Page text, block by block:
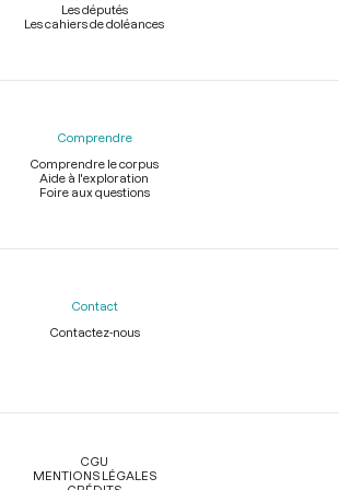
Les députés
Les cahiers de doléances
Comprendre
Comprendre le corpus
Aide à l'exploration
Foire aux questions
Contact
Contactez-nous
CGU
MENTIONS LÉGALES